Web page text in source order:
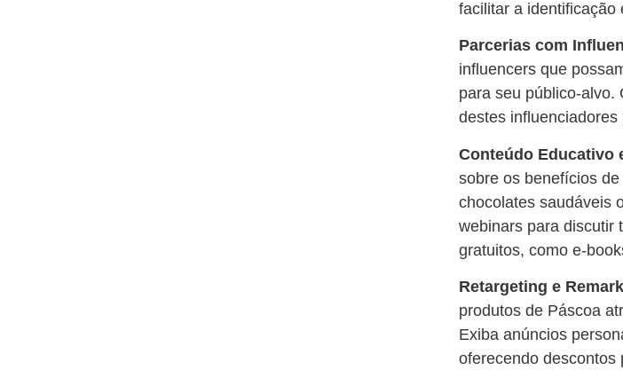
facilitar a identificação
Parcerias com
influencers que
para seu público-alvo.
destes
Conteúdo Educativo
sobre os benefícios
chocolates saudáveis
webinars para discutir
gratuitos, como e-
Retargeting e
produtos de Páscoa
Exiba anúncios
oferecendo descontos